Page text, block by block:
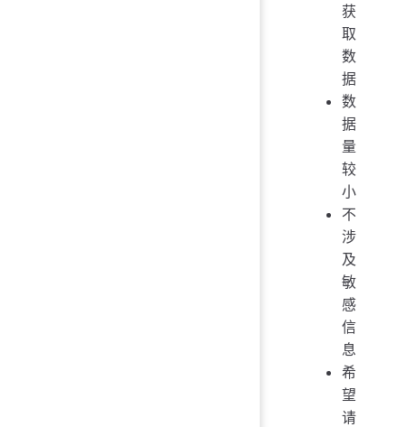
获
取
数
据
数
据
量
较
小
不
涉
及
敏
感
信
息
希
望
请